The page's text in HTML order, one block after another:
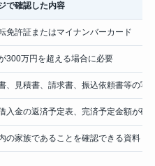
で確認した内容
免許証またはマイナンバーカード
300万円を超える場合に必要
、見積書、請求書、振込依頼書等の写
入金の返済予定表、完済予定金額が確
の家族であることを確認できる資料